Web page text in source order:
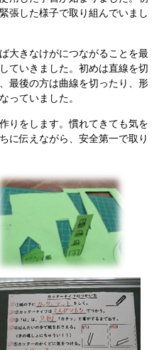
張した様子で取り組んでいまし
大きなけがにつながることを最
ていきました。初めは直線を切
最後の方は曲線を切ったり、形
っていました。
りをします。慣れてきても気を
に伝えながら、安全第一で取り